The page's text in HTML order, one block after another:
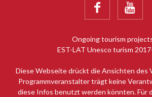
 
Ongoing tourism
EST-LAT Unesco turism
Diese Webseite drückt die Ansichten des
Programmveranstalter trägt keine
diese Infos benutzt werden könnten. Für